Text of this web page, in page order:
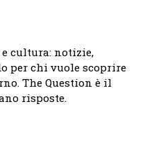
cultura: notizie,
per chi vuole scoprire
The Question è il
risposte.